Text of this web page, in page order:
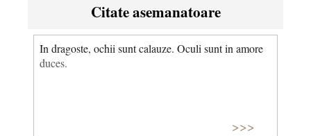
Citate asemanatoare
In dragoste, ochii sunt calauze. Oculi sunt in amore
duces.
>>>